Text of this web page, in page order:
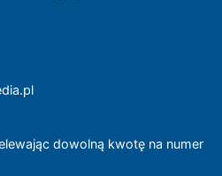
dowolną kwotę na numer